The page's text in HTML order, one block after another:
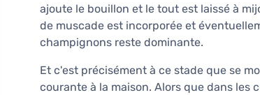
ajoute le bouillon et le tout est laissé à
de muscade est incorporée et
champignons reste dominante.
Et c'est précisément à ce stade que se
courante à la maison. Alors que dans les